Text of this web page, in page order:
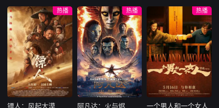
节目以食化人、以
味传情，用平凡手
艺人的坚守故事诠
释精益求精的工匠
精神，用人间烟火
串
朔迷离的墓主身
份，到鲜为人知的
历史秘闻，影片以
严谨的视角抽丝剥
茧，在发掘与考证
中，揭开古墓背后
的传奇故事，让沉
睡的历史重见天
日。
竞争。通过李云
河、周星鱼等人
物，观众能理解传
统家业、宫廷权力
与女性经营能力之
间的复杂关系。
林柏叡
民国的上海滩，身
怀绝技的孤女画师
许雁真，意外与身
陷危局的融汇银行
总账姜心羽产生交
集。姜心羽遭人陷
害，只得与许雁真
结盟，彼时银行欲
将国宝名画低价卖
尼可拉斯·博朗
尼古拉斯·加利齐纳
牧羊人乔治
（休·杰克曼饰）最
爱给羊群读侦探小
说，没想到自己有
一天会离奇死亡。
他留下的3000万
巨额遗产，让每个
人貌似都有犯罪动
李蔓瑄
穷途末路的天才少
年刘全龙（彭昱畅
饰），被偏执富家
公子陈伦（丁禹兮
饰）选中，被迫踏
入一场为他量身打
造的“换命游戏”。
豪华别墅、名车名
表、神秘女友全部
热播
镖人：风起大漠
热播
阿凡达：火与烬
热播
一个男人和一个女人